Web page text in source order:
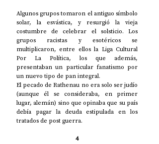
Algunos grupos tomaron el antiguo símbolo
solar, la esvástica, y resurgió la vieja
costumbre de celebrar el solsticio. Los
grupos racistas y esotéricos se
multiplicaron, entre ellos la Liga Cultural
Por La Política, los que además,
presentaban un particular fanatismo por
un nuevo tipo de pan integral.
El pecado de Rathenau no era solo ser judío
(aunque él se consideraba, en primer
lugar, alemán) sino que opinaba que su país
debía pagar la deuda estipulada en los
tratados de post guerra.
4